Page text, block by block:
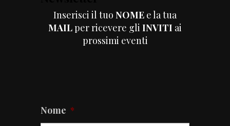
Inserisci il tuo NOME e la tua
MAILper ricevere gli INVITI ai
prossimi eventi
Nome *